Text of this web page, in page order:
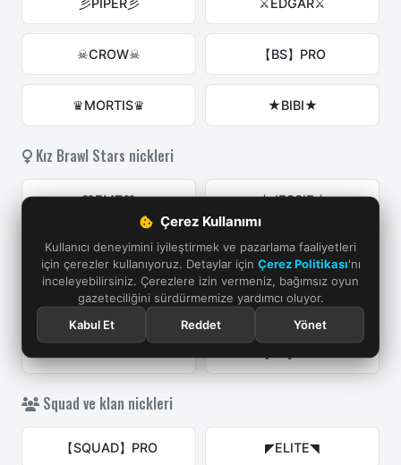
Çerez Kullanımı
Kullanıcı deneyimini iyileştirmek ve pazarlama faaliyetleri
için çerezler kullanıyoruz. Detaylar için Çerez Politikası'nı
inceleyebilirsiniz. Çerezlere izin vermeniz, bağımsız oyun
gazeteciliğini sürdürmemize yardımcı oluyor.
Kabul Et
Reddet Yönet
☠CROW☠ 【BS】PRO
♛MORTIS♛ ★BIBI★
Kız Brawl Stars nickleri
♡EMZ♡ ★JESSIE★
彡COLT彡 ♛AMBER♛
✧BO✧ ♡PIPER♡
Squad ve klan nickleri
【SQUAD】PRO ◤ELITE◥